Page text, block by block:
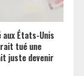
États-Unis
tué une
juste devenir